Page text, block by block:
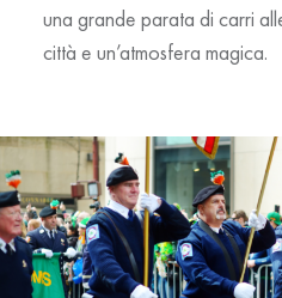
una grande parata di carri
città e un’atmosfera magica.